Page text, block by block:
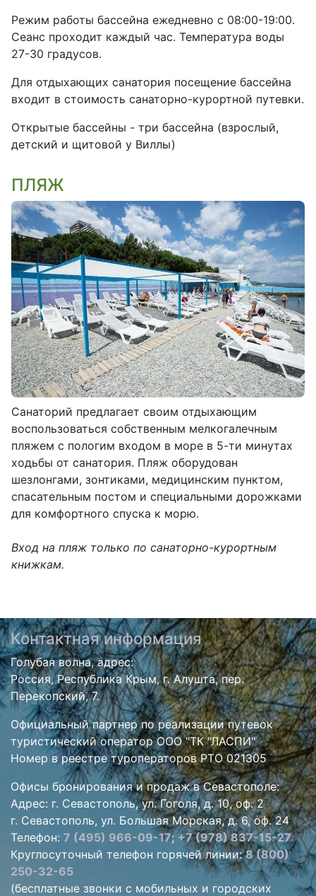
Режим работы бассейна ежедневно с 08:00-19:00.
Сеанс проходит каждый час. Температура воды
27-30 градусов.
Для отдыхающих санатория посещение бассейна
входит в стоимость санаторно-курортной путевки.
Открытые бассейны - три бассейна (взрослый,
детский и щитовой у Виллы)
ПЛЯЖ
Санаторий предлагает своим отдыхающим
воспользоваться собственным мелкогалечным
пляжем с пологим входом в море в 5-ти минутах
ходьбы от санатория. Пляж оборудован
шезлонгами, зонтиками, медицинским пунктом,
спасательным постом и специальными дорожками
для комфортного спуска к морю.
Вход на пляж только по санаторно-курортным
книжкам.
Контактная информация
Голубая волна, адрес:
Россия, Республика Крым, г. Алушта, пер.
Перекопский, 7.
Официальный партнер по реализации путевок
туристический оператор ООО "ТК "ЛАСПИ"
Номер в реестре туроператоров РТО 021305
Офисы бронирования и продаж в Севастополе:
Адрес: г. Севастополь, ул. Гоголя, д. 10, оф. 2
г. Севастополь, ул. Большая Морская, д. 6, оф. 24
Телефон: 7 (495) 966-09-17; +7 (978) 837-15-27
Круглосуточный телефон горячей линии:8 (800)
250-32-65
(бесплатные звонки с мобильных и городских